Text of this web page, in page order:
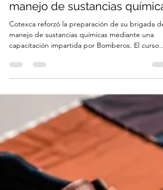
capacitación de su brigada de
manejo de sustancias
Cotexca reforzó la preparación de su brigada de
manejo de sustancias químicas mediante una
capacitación impartida por Bomberos. El curso
delimitación de zonas seguras y uso correcto del
equipo de protección personal ante